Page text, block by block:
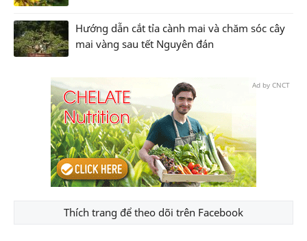
Hướng dẫn cắt tỉa cành mai và chăm sóc cây
mai vàng sau tết Nguyên đán
Ad by CNCT
Thích trang để theo dõi trên Facebook